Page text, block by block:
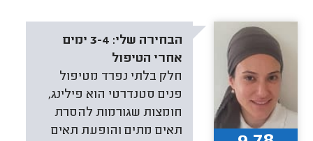
הבחירה שלי:
3-4 ימים
אחרי הטיפול
חלק בלתי נפרד מטיפול
פנים סטנדרטי הוא פילינג,
חומצות שגורמות להסרת
תאים מתים והופעת תאים